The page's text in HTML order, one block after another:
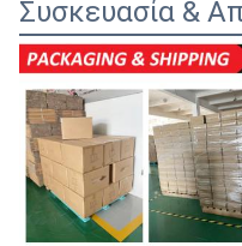
Συσκευασία &